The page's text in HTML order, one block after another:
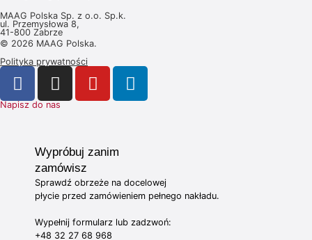
MAAG Polska Sp. z o.o. Sp.k.
ul. Przemysłowa 8,
41-800 Zabrze
© 2026 MAAG Polska.
Polityka prywatności
Napisz do nas
Wypróbuj zanim
zamówisz
Sprawdź obrzeże na docelowej
płycie przed zamówieniem pełnego nakładu.
Wypełnij formularz lub zadzwoń:
+48 32 27 68 968